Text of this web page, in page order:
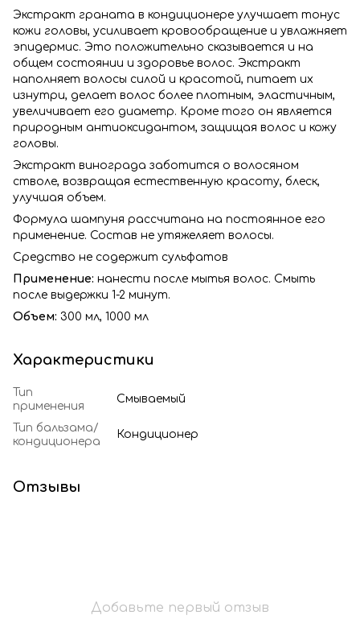
Экстракт граната в кондиционере улучшает тонус
кожи головы, усиливает кровообращение и увлажняет
эпидермис. Это положительно сказывается и на
общем состоянии и здоровье волос. Экстракт
наполняет волосы силой и красотой, питает их
изнутри, делает волос более плотным, эластичным,
увеличивает его диаметр. Кроме того он является
природным антиоксидантом, защищая волос и кожу
головы.
Экстракт винограда заботится о волосяном
стволе, возвращая естественную красоту, блеск,
улучшая объем.
Формула шампуня рассчитана на постоянное его
применение. Состав не утяжеляет волосы.
Средство не содержит сульфатов
Применение: нанести после мытья волос. Смыть
после выдержки 1-2 минут.
Объем: 300 мл, 1000 мл
Характеристики
Тип
применения
Смываемый
Тип бальзама/
кондиционера
Кондиционер
Отзывы
Добавьте первый отзыв